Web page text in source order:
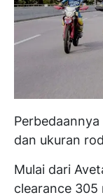
dan ukuran
Mulai dari
clearance 305